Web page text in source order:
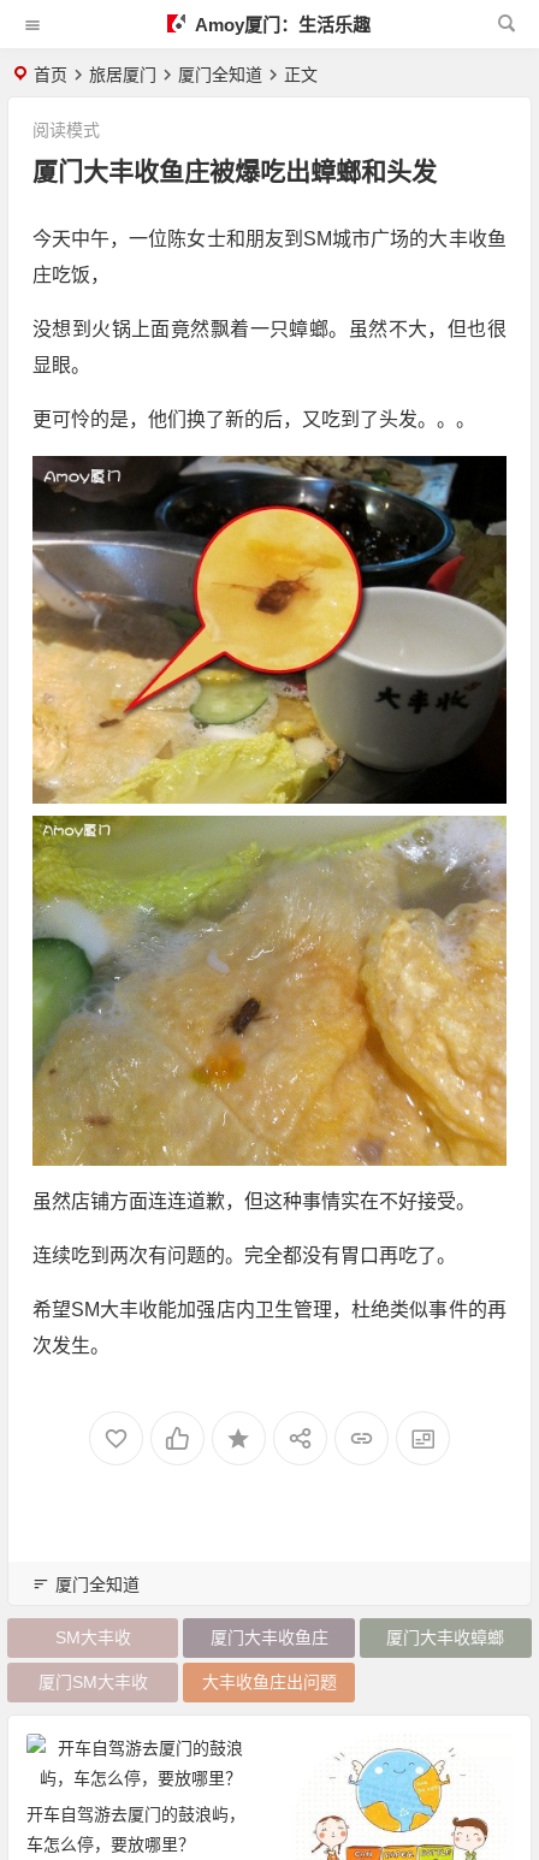
Amoy厦门：生活乐趣
首页 旅居厦门 厦门全知道 正文
厦门大丰收鱼庄被爆吃出蟑螂和头发
阅读模式
今天中午，一位陈女士和朋友到SM城市广场的大丰收鱼
庄吃饭，
没想到火锅上面竟然飘着一只蟑螂。虽然不大，但也很
显眼。
更可怜的是，他们换了新的后，又吃到了头发。。。
虽然店铺方面连连道歉，但这种事情实在不好接受。
连续吃到两次有问题的。完全都没有胃口再吃了。
希望SM大丰收能加强店内卫生管理，杜绝类似事件的再
次发生。
厦门全知道
SM大丰收 厦门大丰收鱼庄 厦门大丰收蟑螂
厦门SM大丰收 大丰收鱼庄出问题
开车自驾游去厦门的鼓浪屿，
车怎么停，要放哪里？